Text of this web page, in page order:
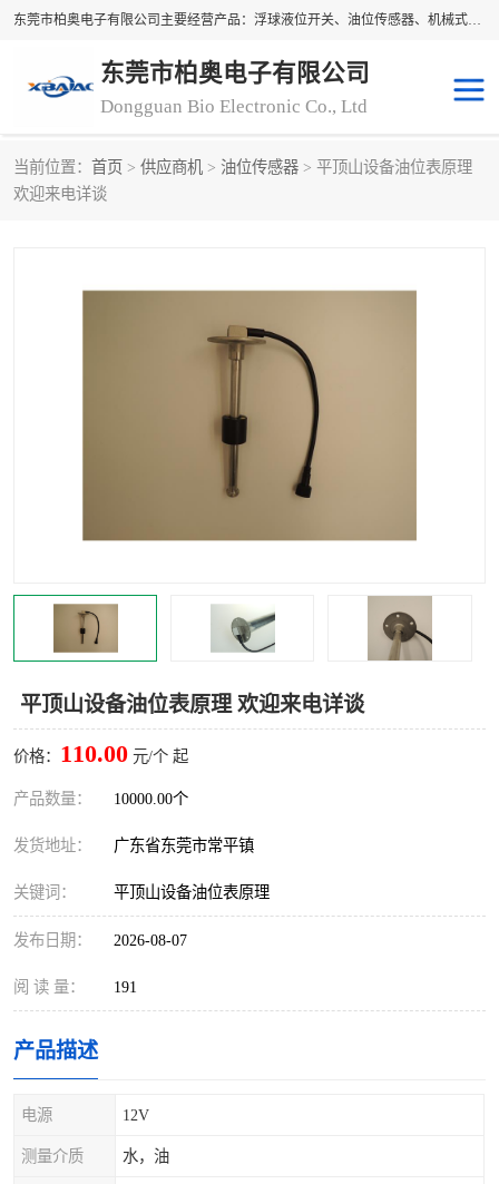
东莞市柏奥电子有限公司主要经营产品：浮球液位开关、油位传感器、机械式油表、浮球液位计、水位控制浮球阀、料位开关，水流开关、油水位控制配套仪表等。柏奥电子，您可信赖的合作伙伴
东莞市柏奥电子有限公司
Dongguan Bio Electronic Co., Ltd
当前位置： 首页 > 供应商机 > 油位传感器 > 平顶山设备油位表原理
欢迎来电详谈
平顶山设备油位表原理 欢迎来电详谈
价格： 110.00 元/个 起
产品数量： 10000.00个
发货地址： 广东省东莞市常平镇
关键词： 平顶山设备油位表原理
发布日期： 2026-08-07
阅 读 量： 191
产品描述
电源 12V
测量介质 水，油
浮球液位开关
浮球阀
转速表